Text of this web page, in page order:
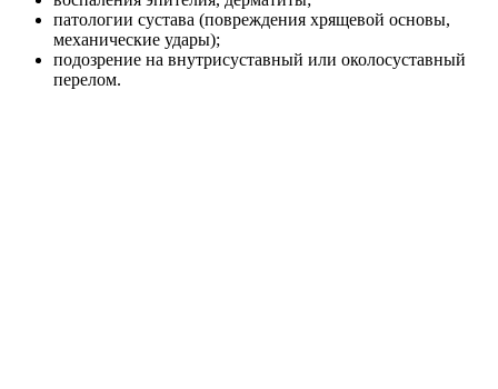
патологии сустава (повреждения хрящевой основы,
механические удары);
подозрение на внутрисуставный или околосуставный
перелом.